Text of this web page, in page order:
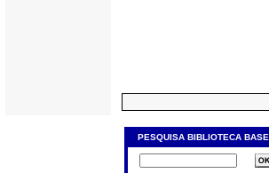
PESQUISA BIBLIOTECA BASE